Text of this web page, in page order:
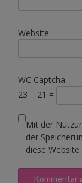
Website
WC Captcha
23 − 21 =
Mit der
der
diese